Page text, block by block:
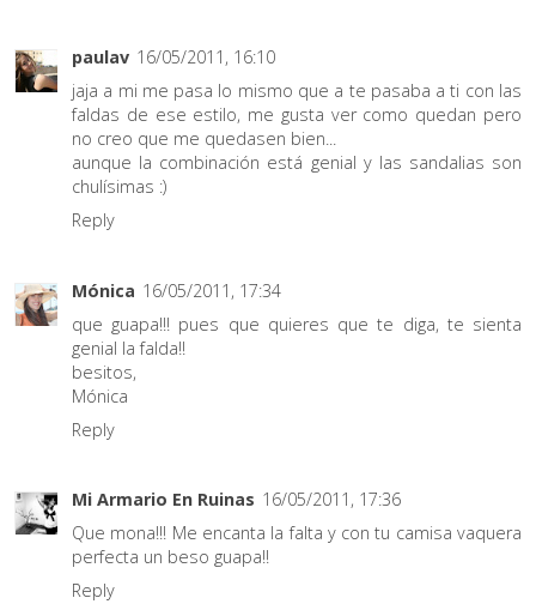
paulav 16/05/2011, 16:10
jaja a mi me pasa lo mismo que a te pasaba a ti con las
faldas de ese estilo, me gusta ver como quedan pero
no creo que me quedasen bien...
aunque la combinación está genial y las sandalias son
chulísimas :)
Reply
Mónica 16/05/2011, 17:34
que guapa!!! pues que quieres que te diga, te sienta
genial la falda!!
besitos,
Mónica
Reply
Mi Armario En Ruinas 16/05/2011, 17:36
Que mona!!! Me encanta la falta y con tu camisa vaquera
perfecta un beso guapa!!
Reply